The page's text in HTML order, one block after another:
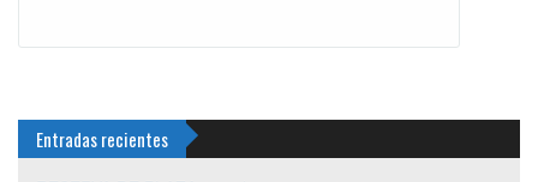
Entradas recientes